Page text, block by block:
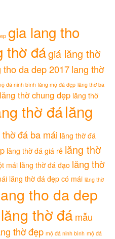
gia lang tho
thờ đágiá lăng thờ
tho da dep 2017lang thờ
đá ninh bình lăng mộ đá đẹp lăng thờ ba
lăng thờ chung đẹp lăng thờ
thờ đálăng
thờ đá ba mái lăng thờ đá
lăng thờ đá giá rẻ lăng thờ
mái lăng thờ đá đạo lăng thờ
lăng thờ đá đẹp có mái lăng thờ
tho da dep
thờ đámẫu
thờ đẹp mộ đá ninh bình mộ đá